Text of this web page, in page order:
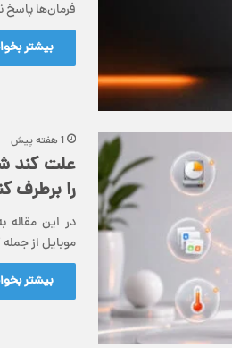
فرمان‌ها پاسخ
بیشتر
1 هفته پیش
علت کند
را برطرف
در این
موبایل از
بیشتر